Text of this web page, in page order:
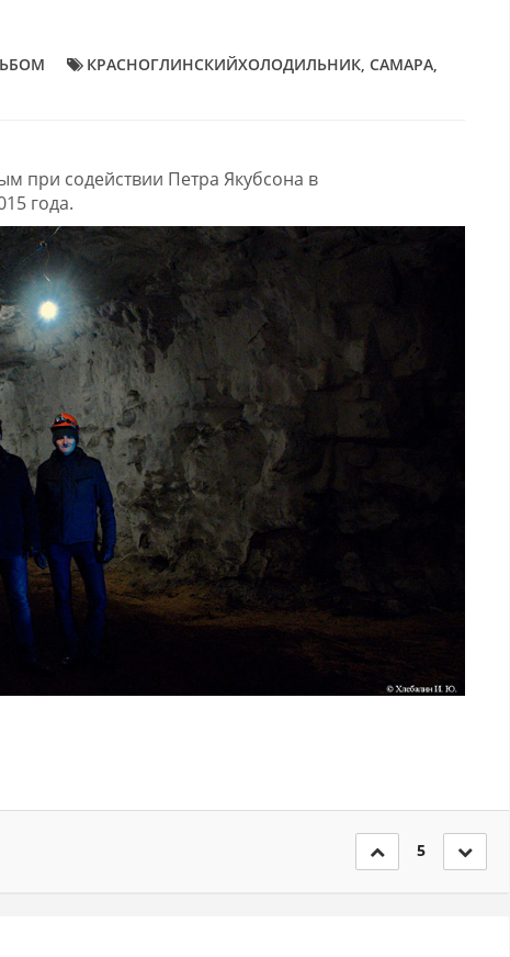
КРАСНОГЛИНСКИЙХОЛОДИЛЬНИК, САМАРА,
при содействии Петра Якубсона в
года.
5